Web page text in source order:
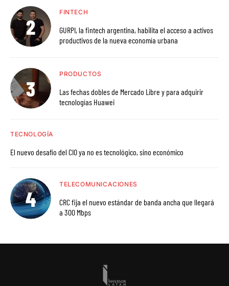
FINTECH
GURPI, la fintech argentina, habilita el acceso a activos
productivos de la nueva economía urbana
PRODUCTOS
Las fechas dobles de Mercado Libre y para adquirir
tecnologías Huawei
TECNOLOGÍA
El nuevo desafío del CIO ya no es tecnológico, sino económico
TELECOMUNICACIONES
CRC fija el nuevo estándar de banda ancha que llegará
a 300 Mbps